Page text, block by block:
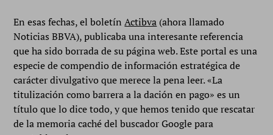
En esas fechas, el boletínActibva (ahora llamado
Noticias BBVA), publicaba una interesante referencia
que ha sido borrada de su página web. Este portal es una
especie de compendio de información estratégica de
carácter divulgativo que merece la pena leer. «La
titulización como barrera a la dación en pago» es un
título que lo dice todo, y que hemos tenido que rescatar
de la memoria caché del buscador Google para